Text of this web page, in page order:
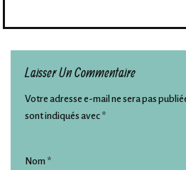
Laisser Un Commentaire
Votre adresse e-mail ne sera pas
sont indiqués avec *
Nom *